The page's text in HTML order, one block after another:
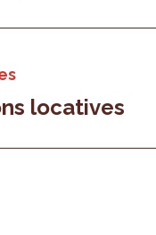
locatives